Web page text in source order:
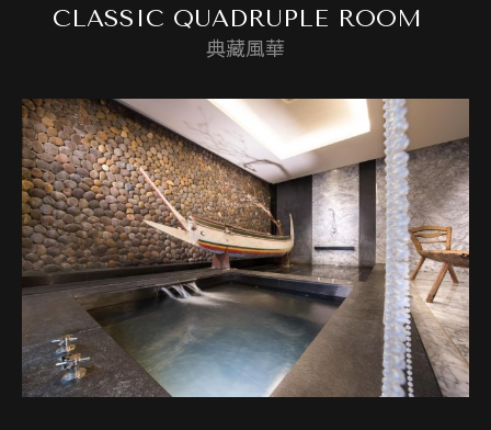
CLASSIC QUADRUPLE ROOM
典藏風華